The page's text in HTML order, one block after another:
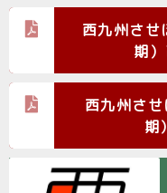
西九州させ
期
西九州さ
期